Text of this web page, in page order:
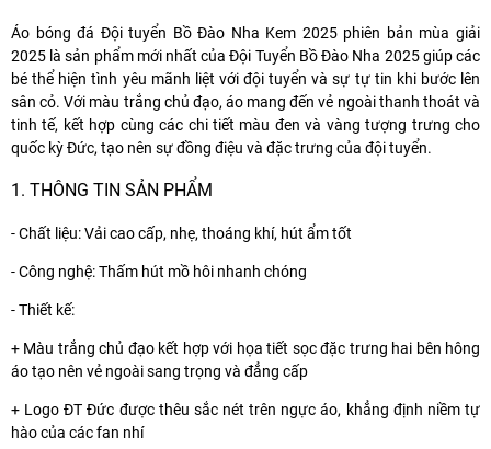
Áo bóng đá Đội tuyển Bồ Đào Nha Kem 2025 phiên bản mùa giải
2025 là sản phẩm mới nhất của Đội Tuyển Bồ Đào Nha 2025 giúp các
bé thể hiện tình yêu mãnh liệt với đội tuyển và sự tự tin khi bước lên
sân cỏ. Với màu trắng chủ đạo, áo mang đến vẻ ngoài thanh thoát và
tinh tế, kết hợp cùng các chi tiết màu đen và vàng tượng trưng cho
quốc kỳ Đức, tạo nên sự đồng điệu và đặc trưng của đội tuyển.
1. THÔNG TIN SẢN PHẨM
- Chất liệu: Vải cao cấp, nhẹ, thoáng khí, hút ẩm tốt
- Công nghệ: Thấm hút mồ hôi nhanh chóng
- Thiết kế:
+ Màu trắng chủ đạo kết hợp với họa tiết sọc đặc trưng hai bên hông
áo tạo nên vẻ ngoài sang trọng và đẳng cấp
+ Logo ĐT Đức được thêu sắc nét trên ngực áo, khẳng định niềm tự
hào của các fan nhí